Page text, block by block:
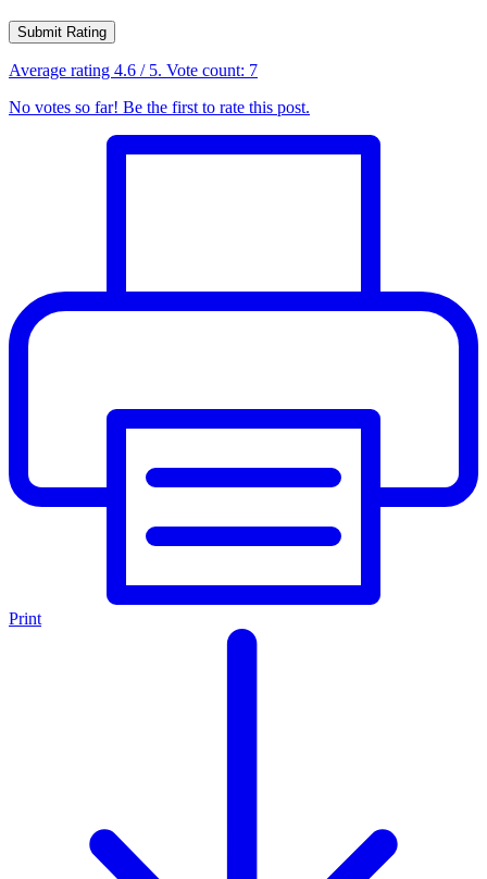
Submit Rating
Average rating 4.6 / 5. Vote count: 7
No votes so far! Be the first to rate this post.
Print